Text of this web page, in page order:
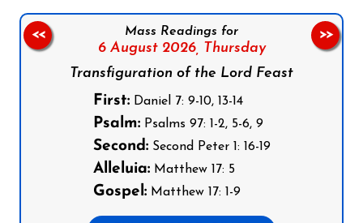
Mass Readings for
6 August 2026, Thursday
Transfiguration of the Lord Feast
First:Daniel 7: 9-10, 13-14
Psalm:Psalms 97: 1-2, 5-6, 9
Second:Second Peter 1: 16-19
Alleluia:Matthew 17: 5
Gospel:Matthew 17: 1-9
<< >>